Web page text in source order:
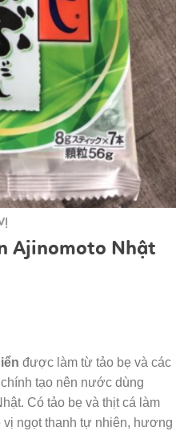
Ajinomoto Nhật
được làm từ tảo bẹ và các
tạo nên nước dùng
Có tảo bẹ và thịt cá làm
ngọt thanh tự nhiên, hương